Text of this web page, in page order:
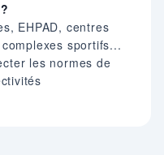
EHPAD, centres
sportifs...
les normes de